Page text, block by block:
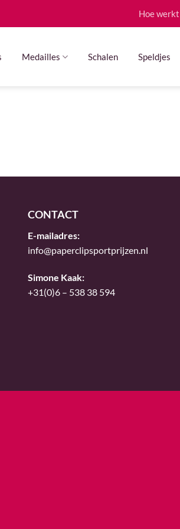
Hoe
Medailles Schalen Speldjes
CONTACT
E-mailadres:
info@paperclipsportprijzen.nl
Simone Kaak:
+31(0)6 – 538 38 594